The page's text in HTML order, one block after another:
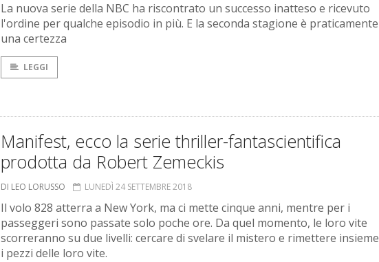
La nuova serie della NBC ha riscontrato un successo inatteso e ricevuto
l'ordine per qualche episodio in più. E la seconda stagione è praticamente
una certezza
LEGGI
Manifest, ecco la serie thriller-fantascientifica
prodotta da Robert Zemeckis
DI LEO LORUSSO LUNEDÌ 24 SETTEMBRE 2018
Il volo 828 atterra a New York, ma ci mette cinque anni, mentre per i
passeggeri sono passate solo poche ore. Da quel momento, le loro vite
scorreranno su due livelli: cercare di svelare il mistero e rimettere insieme
i pezzi delle loro vite.